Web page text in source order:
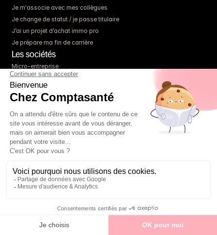
Je m'associe avec mes collègues
Je change de statut / je passe titulaire
J’ai un projet d’achat immo pro
Je prépare ma fin de carrière
Les sociétés
Micro-entreprise
Entreprise individuelle
SCI
SCM
SISA
SEL
Pour aller plus loin
Parrainage
RSE
Partenaires